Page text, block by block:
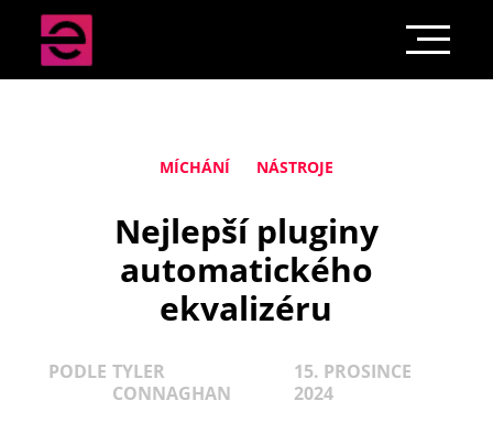
MÍCHÁNÍ NÁSTROJE
Nejlepší pluginy
automatického
ekvalizéru
PODLE TYLER
CONNAGHAN
15. PROSINCE
2024